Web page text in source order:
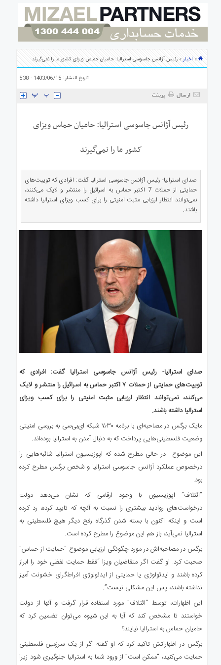
استرالیا
ارتباط» اخبار» رئیس آژانس جاسوسی استرالیا: حامیان حماس ویزای کشور ما را نمی‌گیرند
تاریخ انتشار : 1403/06/15 - 5:38
ارسال پرینت
رئیس آژانس جاسوسی استرالیا: حامیان حماس ویزای
کشور ما را نمی‌گیرند
صدای استرالیا- رئیس آژانس جاسوسی استرالیا گفت: افرادی که توییت‌های
حمایتی از حملات 7 اکتبر حماس به اسرائیل را منتشر و لایک می‌کنند،
نمی‌توانند انتظار ارزیابی مثبت امنیتی را برای کسب ویزای استرالیا داشته
باشند.
صدای استرالیا- رئیس آژانس جاسوسی استرالیا گفت: افرادی که
توییت‌های حمایتی از حملات ۷ اکتبر حماس به اسرائیل را منتشر و لایک
می‌کنند، نمی‌توانند انتظار ارزیابی مثبت امنیتی را برای کسب ویزای
استرالیا داشته باشند.
مایک برگس در مصاحبه‌ای با برنامه ۷٫۳۰ شبکه ای‌بی‌سی به بررسی امنیتی
وضعیت فلسطینی‌هایی پرداخت که به دنبال آمدن به استرالیا بوده‌اند.
این موضوع در حالی مطرح شده که اپوزیسیون استرالیا شائبه‌هایی را
درخصوص عملکرد آژانس جاسوسی استرالیا و شخص برگس مطرح کرده
بود.
“ائتلاف” اپوزیسیون با وجود ارقامی که نشان می‌دهد دولت
درخواست‌های روادید بیشتری را نسبت به آنچه که تایید کرده، رد کرده
است و اینکه اکنون با بسته شدن گذرگاه رفح دیگر هیچ فلسطینی به
استرالیا نمی‌آید، باز هم این موضوع را مطرح کرده است.
برگس در مصاحبه‌اش در مورد چگونگی ارزیابی موضوع “حمایت از حماس”
صحبت کرد. او گفت اگر متقاضیان ویزا “فقط حمایت لفظی خود را ابراز
کرده باشند و ایدئولوژی یا حمایتی از ایدئولوژی افراط‌گرای خشونت آمیز
نداشته باشند، پس این مشکلی نیست”.
این اظهارات، توسط “ائتلاف” مورد استفاده قرار گرفت و آنها از دولت
خواستند تا مشخص کند که آیا به این شیوه می‌توان تضمین کرد که
حامیان حماس به استرالیا نیایند؟
برگس در اظهاراتش تاکید کرد که او گفته اگر از یک سرزمین فلسطینی
حمایت می‌کنید، “ممکن است” از ورود شما به استرالیا جلوگیری شود زیرا